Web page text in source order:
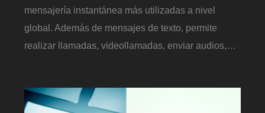
mensajería instantánea más utilizadas a nivel
global. Además de mensajes de texto, permite
realizar llamadas, videollamadas, enviar audios,…